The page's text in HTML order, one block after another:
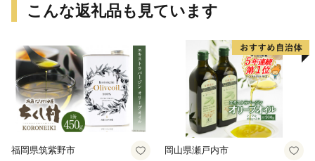
こんな返礼品も見ています
福岡県筑紫野市 岡山県瀬戸内市